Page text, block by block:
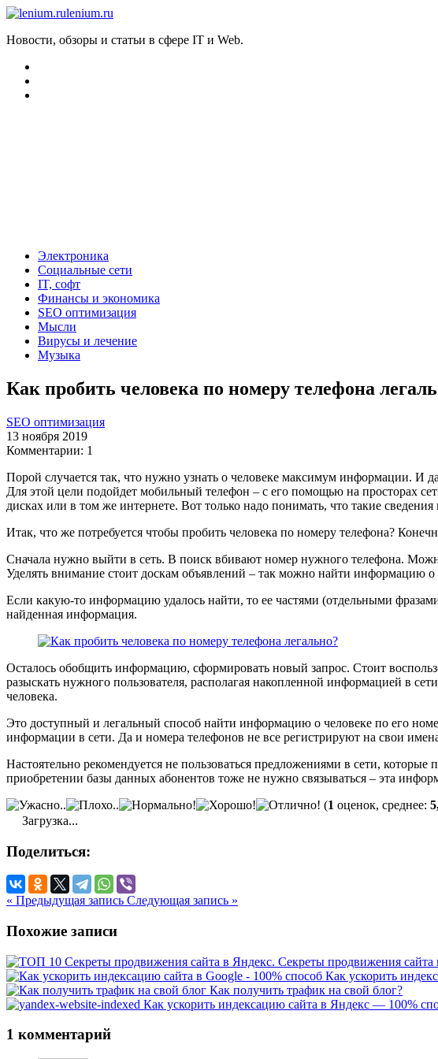
lenium.ru
Новости, обзоры и статьи в сфере IT и Web.
Электроника
Социальные сети
IT, софт
Финансы и экономика
SEO оптимизация
Мысли
Вирусы и лечение
Музыка
Как пробить человека по номеру телефона
SEO оптимизация
13 ноября 2019
Комментарии: 1
Порой случается так, что нужно узнать о человеке максимум информации. И
Для этой цели подойдет мобильный телефон – с его помощью на просторах
дисках или в том же интернете. Вот только надо понимать, что такие сведения
Итак, что же потребуется чтобы пробить человека по номеру телефона?
Сначала нужно выйти в сеть. В поиск вбивают номер нужного телефона.
Уделять внимание стоит доскам объявлений – так можно найти информацию о
Если какую-то информацию удалось найти, то ее частями (отдельными
найденная информация.
Осталось обобщить информацию, сформировать новый запрос. Стоит
разыскать нужного пользователя, располагая накопленной информацией в
человека.
Это доступный и легальный способ найти информацию о человеке по его
информации в сети. Да и номера телефонов не все регистрируют на свои
Настоятельно рекомендуется не пользоваться предложениями в сети,
приобретении базы данных абонентов тоже не нужно связываться – эта
(1 оценок, среднее:
Загрузка...
Поделиться:
« Предыдущая запись Следующая запись »
Похожие записи
Секреты продвижения
Как ускорить
Как получить трафик на свой блог?
Как ускорить индексацию сайта в Яндекс — 100%
1 комментарий